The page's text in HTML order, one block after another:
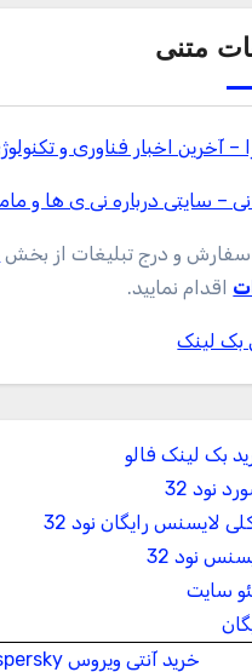
متنی
– آخرین اخبار فناوری و
نی – سایتی درباره نی ی ها و
و درج تبلیغات از بخش
اقدام نمایید.
بک لینک
بک لینک فالو
نود 32
لایسنس رایگان نود 32
نود 32
سایت
خرید آنتی ویروس Kaspersky